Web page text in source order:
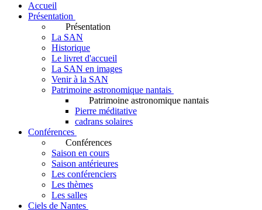
Accueil
Présentation
Présentation
La SAN
Historique
Le livret d'accueil
La SAN en images
Venir à la SAN
Patrimoine astronomique nantais
Patrimoine astronomique nantais
Pierre méditative
cadrans solaires
Conférences
Conférences
Saison en cours
Saison antérieures
Les conférenciers
Les thèmes
Les salles
Ciels de Nantes